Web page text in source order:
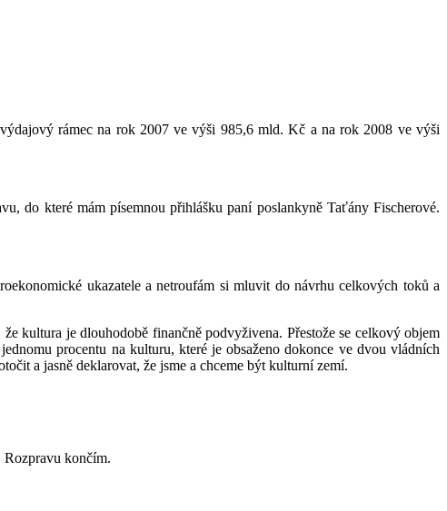
rámec na rok 2007 ve výši 985,6 mld. Kč a na rok 2008 ve výši
do které mám písemnou přihlášku paní poslankyně Taťány Fischerové.
ukazatele a netroufám si mluvit do návrhu celkových toků a
kultura je dlouhodobě finančně podvyživena. Přestože se celkový objem
procentu na kulturu, které je obsaženo dokonce ve dvou vládních
a jasně deklarovat, že jsme a chceme být kulturní zemí.
končím.